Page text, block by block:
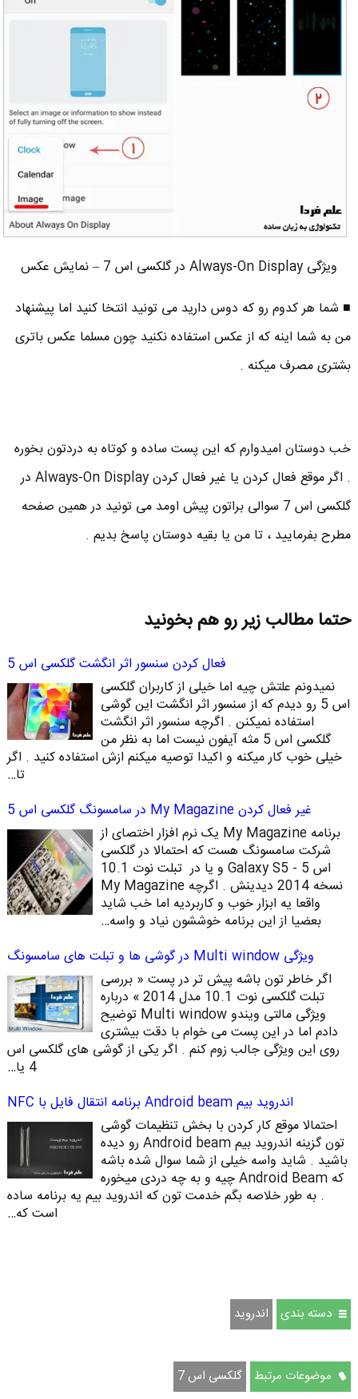
ویژگی Always-On Display در گلکسی اس 7 – نمایش عکس
■ شما هر کدوم رو که دوس دارید می تونید انتخا کنید اما پیشنهاد
من به شما اینه که از عکس استفاده نکنید چون مسلما عکس باتری
بشتری مصرف میکنه .
خب دوستان امیدوارم که این پست ساده و کوتاه به دردتون بخوره
. اگر موقع فعال کردن یا غیر فعال کردن Always-On Display در
گلکسی اس 7 سوالی براتون پیش اومد می تونید در همین صفحه
مطرح بفرمایید ، تا من یا بقیه دوستان پاسخ بدیم .
حتما مطالب زیر رو هم بخونید
فعال کردن سنسور اثر انگشت گلکسی اس 5
نمیدونم علتش چیه اما خیلی از کاربران گلکسی
اس 5 رو دیدم که از سنسور اثر انگشت این گوشی
استفاده نمیکنن . اگرچه سنسور اثر انگشت
گلکسی اس 5 مثه آیفون نیست اما به نظر من
خیلی خوب کار میکنه و اکیدا توصیه میکنم ازش استفاده کنید . اگر
تا…
غیر فعال کردن My Magazine در سامسونگ گلکسی اس 5
برنامه My Magazine یک نرم افزار اختصای از
شرکت سامسونگ هست که احتمالا در گلکسی
اس 5 - Galaxy S5 و یا در تبلت نوت 10.1
نسخه 2014 دیدینش . اگرچه My Magazine
واقعا یه ابزار خوب و کاربردیه اما خب شاید
بعضیا از این برنامه خوششون نیاد و واسه…
ویژگی Multi window در گوشی ها و تبلت های سامسونگ
اگر خاطر تون باشه پیش تر در پست « بررسی
تبلت گلکسی نوت 10.1 مدل 2014 » درباره
ویژگی مالتی ویندو Multi window توضیح
دادم اما در این پست می خوام با دقت بیشتری
روی این ویژگی جالب زوم کنم . اگر یکی از گوشی های گلکسی اس
4 یا…
اندروید بیم Android beam برنامه انتقال فایل با NFC
احتمالا موقع کار کردن با بخش تنظیمات گوشی
تون گزینه اندروید بیم Android beam رو دیده
باشید . شاید واسه خیلی از شما سوال شده باشه
که Android Beam چیه و به چه دردی میخوره
. به طور خلاصه بگم خدمت تون که اندروید بیم یه برنامه ساده
است که…
دسته بندی اندروید
موضوعات مرتبط گلکسی اس 7